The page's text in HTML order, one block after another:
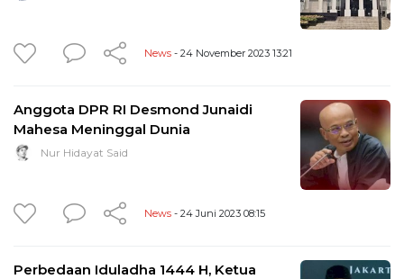
News - 24 November 2023 13:21
Anggota DPR RI Desmond Junaidi
Mahesa Meninggal Dunia
Nur Hidayat Said
News - 24 Juni 2023 08:15
Perbedaan Iduladha 1444 H, Ketua